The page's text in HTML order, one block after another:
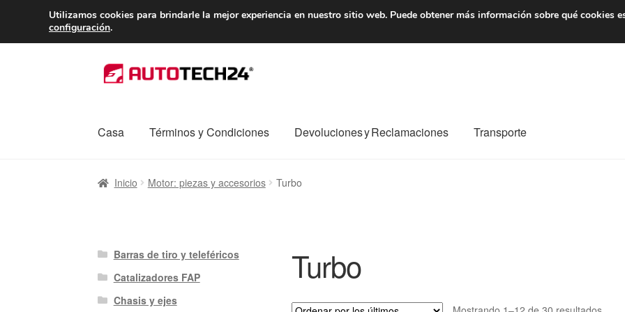
ENTREGA desde 7 EUR De lunes a viernes
Ir
a
Ir
al
Casa Términos y Condiciones Devoluciones y Reclamaciones Transporte
InicioCaja registradora Carro ContactoEnvío al mundo entero
Inicio Motor: piezas y accesorios Turbo
Turbo
Barras de tiro y teleféricos
Catalizadores FAP
Chasis y ejes
Utilizamos cookies para brindarle la mejor experiencia en nuestro sitio web. Puede obtener más información sobre qué cookies
configuración.